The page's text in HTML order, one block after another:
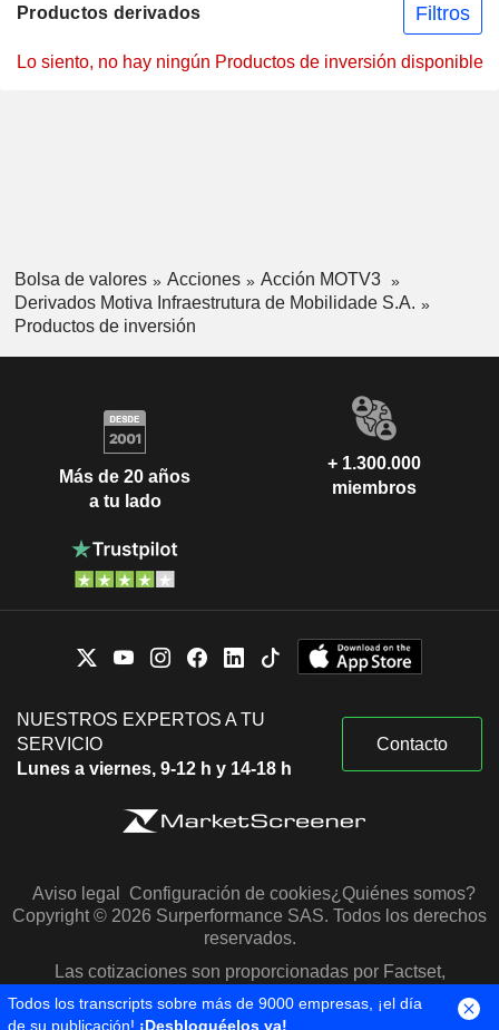
Productos derivados Filtros
Lo siento, no hay ningún Productos de inversión disponible
Bolsa de valores Acciones
Acción MOTV3
Derivados Motiva Infraestrutura de Mobilidade S.A.
Productos de inversión
Más de 20 años
a tu lado
+ 1.300.000
miembros
NUESTROS EXPERTOS A TU
SERVICIO
Lunes a viernes, 9-12 h y 14-18 h
Contacto
Aviso legal Configuración de cookies¿Quiénes somos?
Copyright © 2026 Surperformance SAS. Todos los derechos
reservados.
Las cotizaciones son proporcionadas por Factset,
Morningstar y S&P Capital IQ
Todos los transcripts sobre más de 9000 empresas, ¡el día
de su publicación! ¡Desbloquéelos ya!